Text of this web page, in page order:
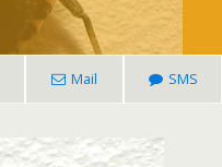
Mail SMS